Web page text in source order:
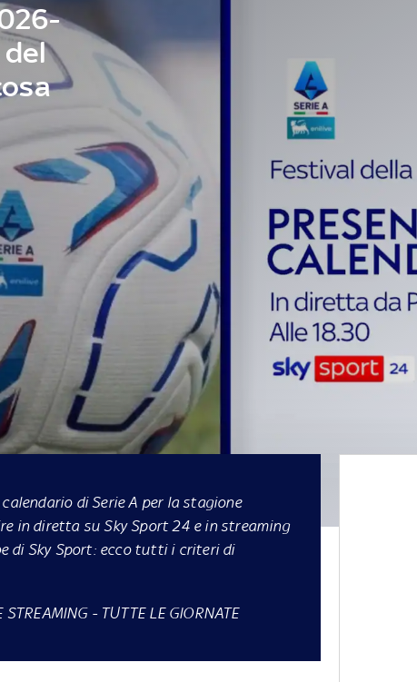
del
di Serie A per la stagione
in diretta su Sky Sport 24 e in streaming
di Sky Sport: ecco tutti i criteri di
STREAMING- TUTTE LE GIORNATE